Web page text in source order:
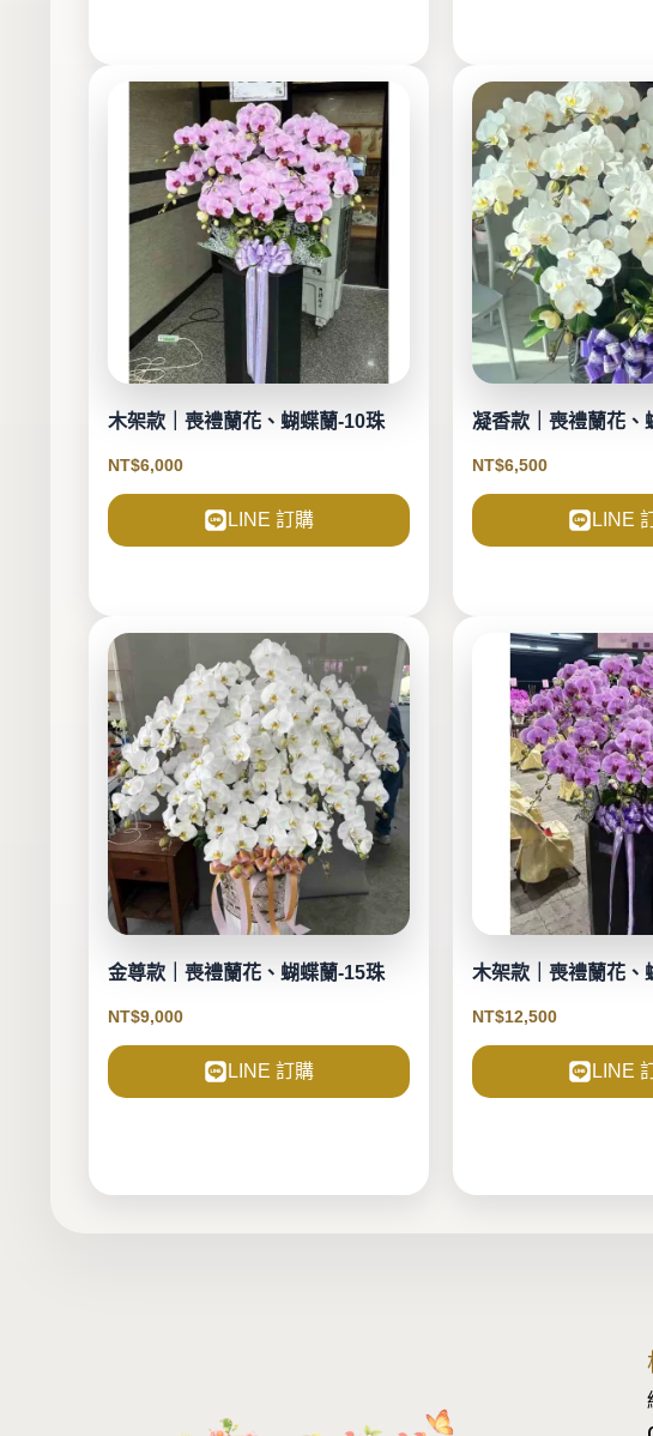
木架款｜喪禮蘭花、蝴蝶蘭-10珠
NT$6,000
LINE 訂購
凝香款｜喪禮蘭花、
NT$6,500
LINE
金尊款｜喪禮蘭花、蝴蝶蘭-15珠
NT$9,000
LINE 訂購
木架款｜喪禮蘭花、
NT$12,500
LINE